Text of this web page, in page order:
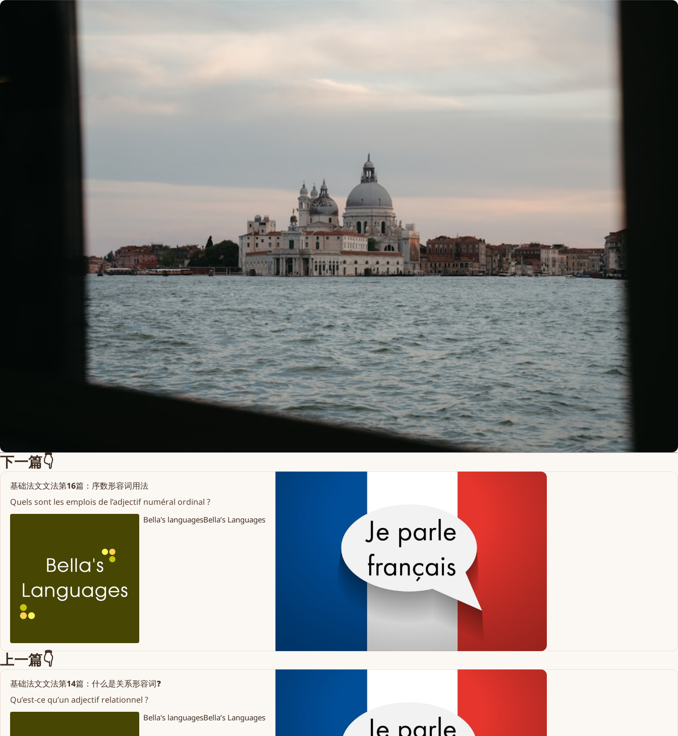
下一篇👇
基础法文文法第16篇：序数形容词用法
Quels sont les emplois de l’adjectif numéral ordinal ?
Bella's languagesBella’s Languages
上一篇👇
基础法文文法第14篇：什么是关系形容词❓
Qu’est-ce qu’un adjectif relationnel ?
Bella's languagesBella’s Languages